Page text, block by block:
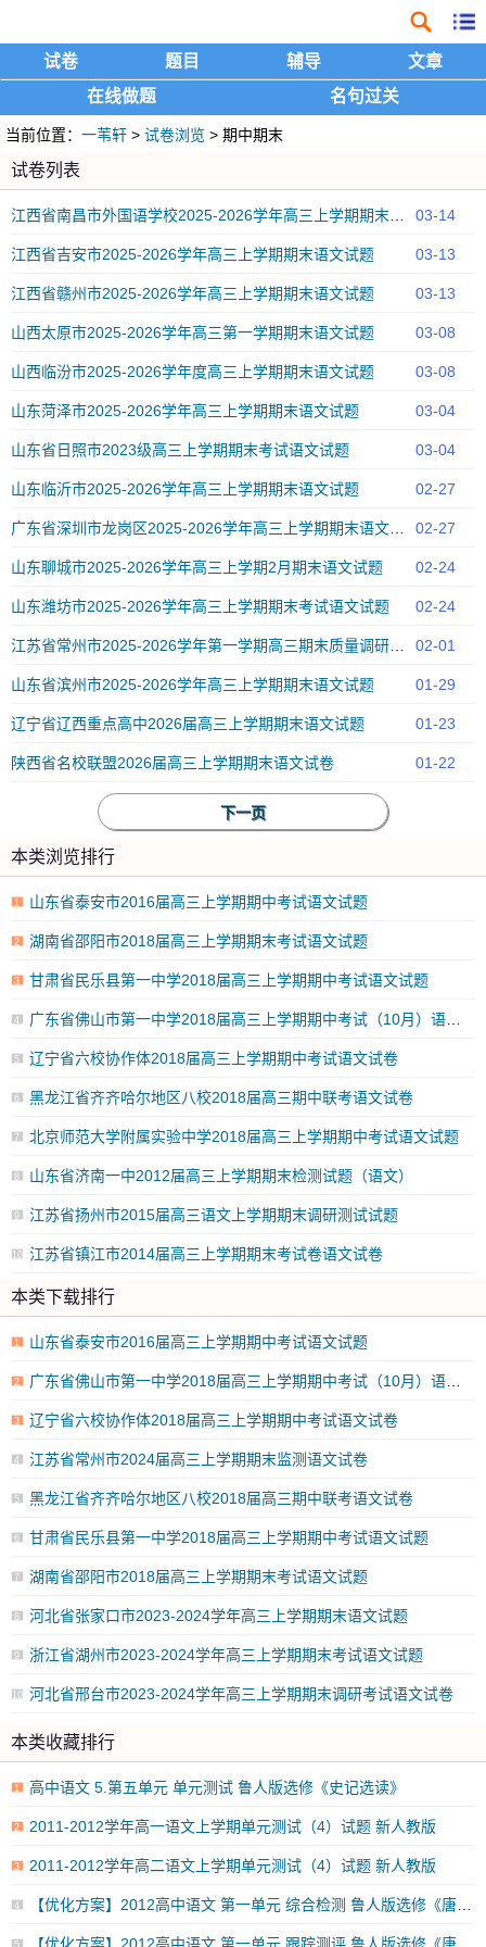
试卷 题目 辅导
文章
在线做题
名句过关
当前位置： 一苇轩 > 试卷浏览 > 期中期末
试卷列表
03-14
江西省吉安市2025-2026学年高三上学期期末语文试题 03-13
江西省赣州市2025-2026学年高三上学期期末语文试题 03-13
山西太原市2025-2026学年高三第一学期期末语文试题 03-08
山西临汾市2025-2026学年度高三上学期期末语文试题 03-08
山东菏泽市2025-2026学年高三上学期期末语文试题 03-04
山东省日照市2023级高三上学期期末考试语文试题 03-04
山东临沂市2025-2026学年高三上学期期末语文试题 02-27
02-27
山东聊城市2025-2026学年高三上学期2月期末语文试题 02-24
山东潍坊市2025-2026学年高三上学期期末考试语文试题 02-24
02-01
山东省滨州市2025-2026学年高三上学期期末语文试题 01-29
辽宁省辽西重点高中2026届高三上学期期末语文试题 01-23
陕西省名校联盟2026届高三上学期期末语文试卷 01-22
下一页
本类浏览排行
1 山东省泰安市2016届高三上学期期中考试语文试题
2 湖南省邵阳市2018届高三上学期期末考试语文试题
3 甘肃省民乐县第一中学2018届高三上学期期中考试语文试题
4 广东省佛山市第一中学2018届高三上学期期中考试（10月）语文试题
5 辽宁省六校协作体2018届高三上学期期中考试语文试卷
6 黑龙江省齐齐哈尔地区八校2018届高三期中联考语文试卷
7 北京师范大学附属实验中学2018届高三上学期期中考试语文试题
8 山东省济南一中2012届高三上学期期末检测试题（语文）
9 江苏省扬州市2015届高三语文上学期期末调研测试试题
10 江苏省镇江市2014届高三上学期期末考试卷语文试卷
本类下载排行
1 山东省泰安市2016届高三上学期期中考试语文试题
2 广东省佛山市第一中学2018届高三上学期期中考试（10月）语文试题
3 辽宁省六校协作体2018届高三上学期期中考试语文试卷
4 江苏省常州市2024届高三上学期期末监测语文试卷
5 黑龙江省齐齐哈尔地区八校2018届高三期中联考语文试卷
6 甘肃省民乐县第一中学2018届高三上学期期中考试语文试题
7 湖南省邵阳市2018届高三上学期期末考试语文试题
8 河北省张家口市2023-2024学年高三上学期期末语文试题
9 浙江省湖州市2023-2024学年高三上学期期末考试语文试题
10 河北省邢台市2023-2024学年高三上学期期末调研考试语文试卷
本类收藏排行
1 高中语文 5.第五单元 单元测试 鲁人版选修《史记选读》
2 2011-2012学年高一语文上学期单元测试（4）试题 新人教版
3 2011-2012学年高二语文上学期单元测试（4）试题 新人教版
4 【优化方案】2012高中语文 第一单元 综合检测 鲁人版选修《唐诗宋词》